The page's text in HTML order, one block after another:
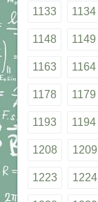
1133 1134
1148 1149
1163 1164
1178 1179
1193 1194
1208 1209
1223 1224